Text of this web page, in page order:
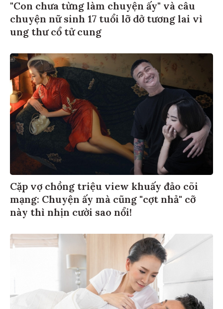
"Con chưa từng làm chuyện ấy" và câu
chuyện nữ sinh 17 tuổi lỡ dở tương lai vì
ung thư cổ tử cung
Cặp vợ chồng triệu view khuấy đảo cõi
mạng: Chuyện ấy mà cũng "cợt nhả" cỡ
này thì nhịn cười sao nổi!